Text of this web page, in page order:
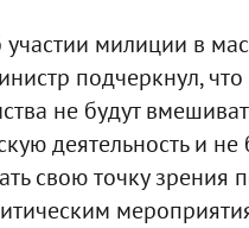
участии милиции в
подчеркнул,
не будут
деятельность и не
свою точку зрения